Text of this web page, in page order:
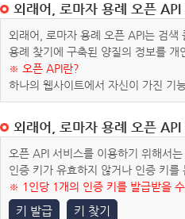
외래어, 로마자 용례 오픈 API
외래어, 로마자 용례 오픈 API는 검색
용례 찾기에 구축된 양질의 정보를
※ 오픈 API란?
하나의 웹사이트에서 자신이 가진 기
외래어, 로마자 용례 오픈
오픈 API 서비스를 이용하기 위해서
인증 키가 유효하지 않거나 인증 키
※ 1인당 1개의 인증 키를 발급받을 수
키 발급 키 찾기